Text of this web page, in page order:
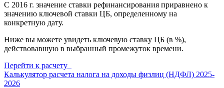
С 2016 г. значение ставки рефинансирования приравнено к
значению ключевой ставки ЦБ, определенному на
конкретную дату.
Ниже вы можете увидеть ключевую ставку ЦБ (в %),
действовавшую в выбранный промежуток времени.
Перейти к расчету
Калькулятор расчета налога на доходы физлиц (НДФЛ) 2025-
2026